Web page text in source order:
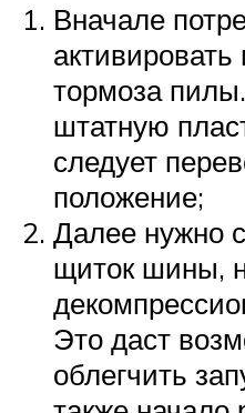
Вначале
тормоза
штатную
следует
положение;
Далее нужно
щиток шины,
Это даст
облегчить